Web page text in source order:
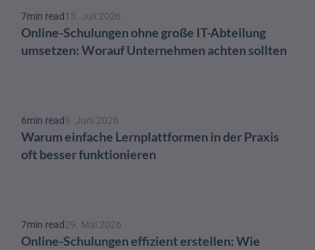
7min read13. Juli 2026
Online-Schulungen ohne große IT-Abteilung
umsetzen: Worauf Unternehmen achten sollten
6min read9. Juni 2026
Warum einfache Lernplattformen in der Praxis
oft besser funktionieren
7min read29. Mai 2026
Online-Schulungen effizient erstellen: Wie